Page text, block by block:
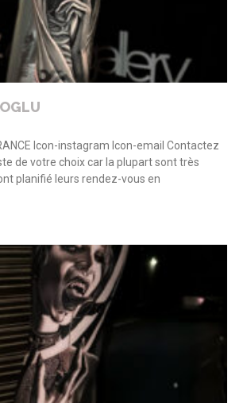
Icon-instagram Icon-email Contactez
de votre choix car la plupart sont très
planifié leurs rendez-vous en